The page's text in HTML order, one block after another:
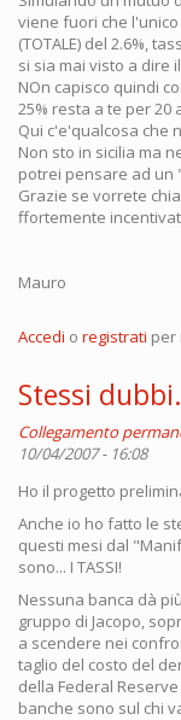
viene fuori che
(TOTALE) del 2.6%,
si sia mai visto a dire
NOn capisco quindi
25% resta a te per 20
Qui c'e'qualcosa che
Non sto in sicilia ma
potrei pensare ad un
Grazie se vorrete
ffortemente
Mauro
Accedi o registrati per
Stessi
Collegamento
10/04/2007 - 16:08
Ho il progetto
Anche io ho fatto le
questi mesi dal
sono... I TASSI!
Nessuna banca dà
gruppo di Jacopo,
a scendere nei
taglio del costo del
della Federal
banche sono sul chi